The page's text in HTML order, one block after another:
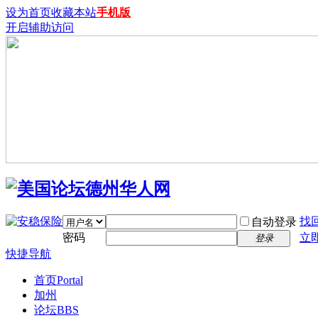
设为首页收藏本站手机版
开启辅助访问
自动登录 找
密码
登录
立
快捷导航
首页Portal
加州
论坛BBS